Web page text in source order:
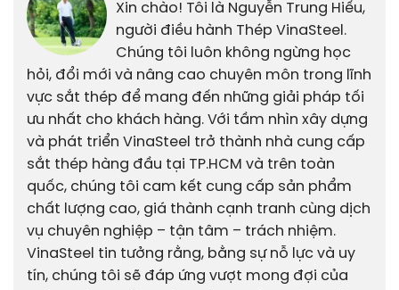
Xin chào! Tôi là Nguyễn Trung Hiếu,
người điều hành Thép VinaSteel.
Chúng tôi luôn không ngừng học
hỏi, đổi mới và nâng cao chuyên môn trong lĩnh
vực sắt thép để mang đến những giải pháp tối
ưu nhất cho khách hàng. Với tầm nhìn xây dựng
và phát triển VinaSteel trở thành nhà cung cấp
sắt thép hàng đầu tại TP.HCM và trên toàn
quốc, chúng tôi cam kết cung cấp sản phẩm
chất lượng cao, giá thành cạnh tranh cùng dịch
vụ chuyên nghiệp – tận tâm – trách nhiệm.
VinaSteel tin tưởng rằng, bằng sự nỗ lực và uy
tín, chúng tôi sẽ đáp ứng vượt mong đợi của